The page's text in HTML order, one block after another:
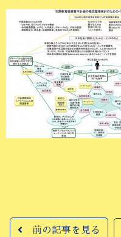
前の記事を見る